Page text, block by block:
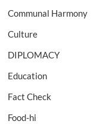
Communal Harmony
Culture
DIPLOMACY
Education
Fact Check
Food-hi